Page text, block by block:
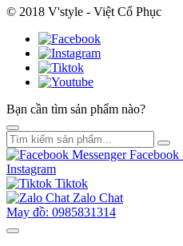
© 2018 V'style - Việt Cổ Phục
Bạn cần tìm sản phẩm nào?
Facebook
Instagram
Tiktok
Zalo Chat
May đồ: 0985831314